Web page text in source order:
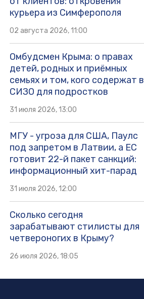
курьера из Симферополя
02 августа 2026, 11:00
Омбудсмен Крыма: о правах
детей, родных и приёмных
семьях и том, кого содержат в
СИЗО для подростков
31 июля 2026, 13:00
МГУ - угроза для США, Паулс
под запретом в Латвии, а ЕС
готовит 22-й пакет санкций:
информационный хит-парад
31 июля 2026, 12:00
Сколько сегодня
зарабатывают стилисты для
четвероногих в Крыму?
26 июля 2026, 18:05